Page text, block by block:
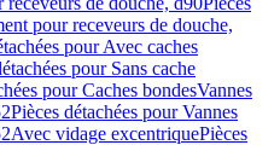
pour receveurs de douche,
pour Avec caches
pour Sans cache
pour Caches bondesVannes
Pièces détachées pour Vannes
Avec vidage excentriquePièces